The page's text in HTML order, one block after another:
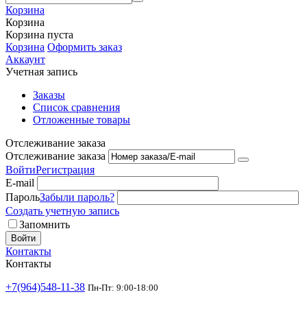
Корзина
Корзина
Корзина пуста
Корзина Оформить заказ
Аккаунт
Учетная запись
Заказы
Список сравнения
Отложенные товары
Отслеживание заказа
Отслеживание заказа
ВойтиРегистрация
E-mail
ПарольЗабыли пароль?
Создать учетную запись
Запомнить
Войти
Контакты
Контакты
+7(964)548-11-38 Пн-Пт: 9:00-18:00